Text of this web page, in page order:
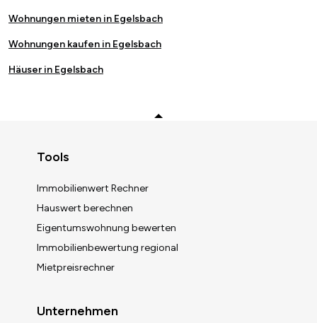
Wohnungen mieten in Egelsbach
Wohnungen kaufen in Egelsbach
Häuser in Egelsbach
Tools
Immobilienwert Rechner
Hauswert berechnen
Eigentumswohnung bewerten
Immobilienbewertung regional
Mietpreisrechner
Unternehmen